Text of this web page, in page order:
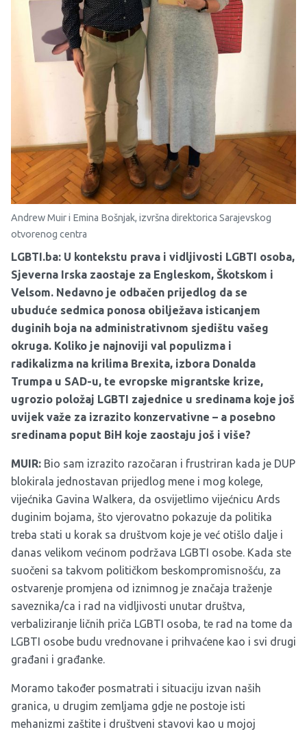
Andrew Muir i Emina Bošnjak, izvršna direktorica Sarajevskog
otvorenog centra
LGBTI.ba: U kontekstu prava i vidljivosti LGBTI osoba,
Sjeverna Irska zaostaje za Engleskom, Škotskom i
Velsom. Nedavno je odbačen prijedlog da se
ubuduće sedmica ponosa obilježava isticanjem
duginih boja na administrativnom sjedištu vašeg
okruga. Koliko je najnoviji val populizma i
radikalizma na krilima Brexita, izbora Donalda
Trumpa u SAD-u, te evropske migrantske krize,
ugrozio položaj LGBTI zajednice u sredinama koje još
uvijek važe za izrazito konzervativne – a posebno
sredinama poput BiH koje zaostaju još i više?
MUIR: Bio sam izrazito razočaran i frustriran kada je DUP
blokirala jednostavan prijedlog mene i mog kolege,
vijećnika Gavina Walkera, da osvijetlimo vijećnicu Ards
duginim bojama, što vjerovatno pokazuje da politika
treba stati u korak sa društvom koje je već otišlo dalje i
danas velikom većinom podržava LGBTI osobe. Kada ste
suočeni sa takvom političkom beskompromisnošću, za
ostvarenje promjena od iznimnog je značaja traženje
saveznika/ca i rad na vidljivosti unutar društva,
verbaliziranje ličnih priča LGBTI osoba, te rad na tome da
LGBTI osobe budu vrednovane i prihvaćene kao i svi drugi
građani i građanke.
Moramo također posmatrati i situaciju izvan naših
granica, u drugim zemljama gdje ne postoje isti
mehanizmi zaštite i društveni stavovi kao u mojoj